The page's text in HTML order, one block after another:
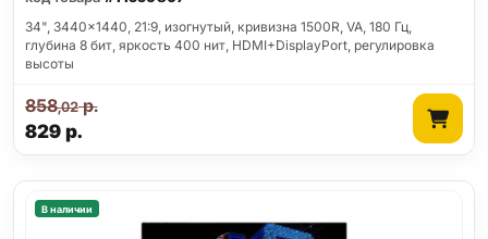
34", 3440x1440, 21:9, изогнутый, кривизна 1500R, VA, 180 Гц,
глубина 8 бит, яркость 400 нит, HDMI+DisplayPort, регулировка
высоты
829р.
858,02р.
В наличии